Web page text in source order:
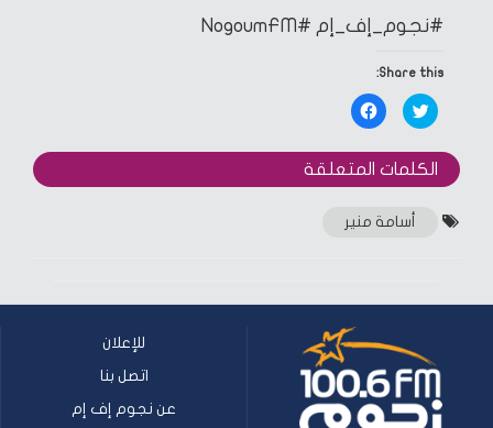
#نجوم_إف_إم #NogoumFM
Share this:
Click
to
share
Twitter
(Opens
in
window)
Click
to
Facebook
(Opens
in
window)
الكلمات المتعلقة‎
أسامة منير
للإعلان
اتصل بنا
عن نجوم إف إم